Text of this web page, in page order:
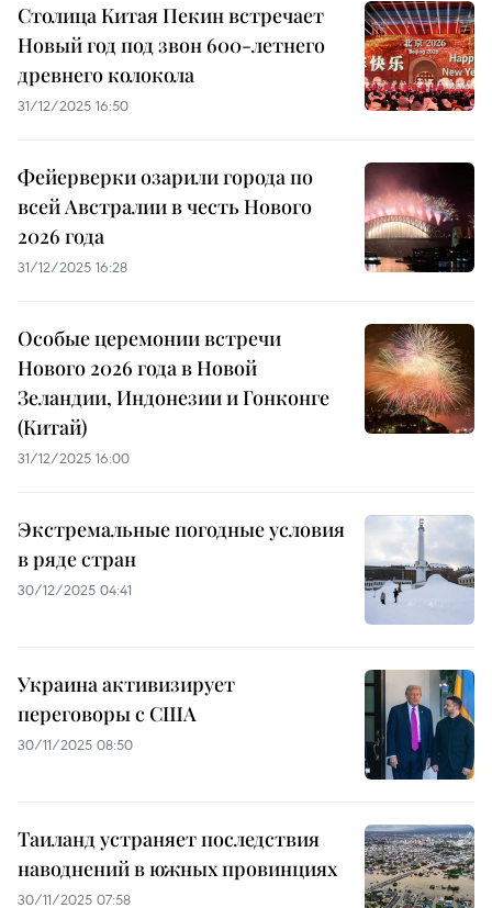
Столица Китая Пекин встречает
Новый год под звон 600-летнего
древнего колокола
31/12/2025 16:50
Фейерверки озарили города по
всей Австралии в честь Нового
2026 года
31/12/2025 16:28
Особые церемонии встречи
Нового 2026 года в Новой
Зеландии, Индонезии и Гонконге
(Китай)
31/12/2025 16:00
Экстремальные погодные условия
в ряде стран
30/12/2025 04:41
Украина активизирует
переговоры с США
30/11/2025 08:50
Таиланд устраняет последствия
наводнений в южных провинциях
30/11/2025 07:58